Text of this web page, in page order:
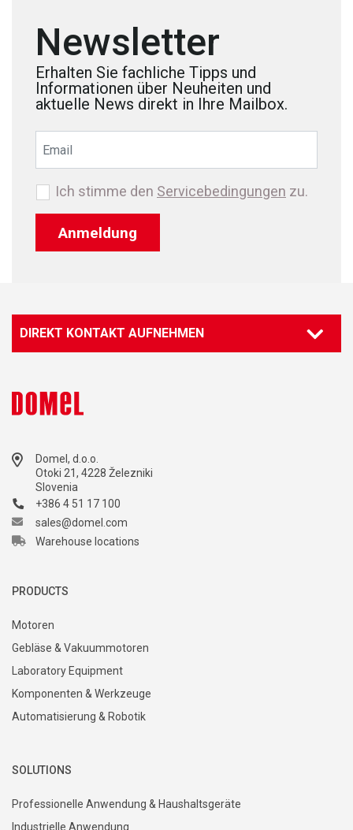
Newsletter
Erhalten Sie fachliche Tipps und
Informationen über Neuheiten und
aktuelle News direkt in Ihre Mailbox.
Anmeldung
Ich stimme den Servicebedingungen zu.
DIREKT KONTAKT AUFNEHMEN
Domel, d.o.o.
Otoki 21, 4228 Železniki
Slovenia
+386 4 51 17 100
sales@domel.com
Warehouse locations
PRODUCTS
Motoren
Gebläse & Vakuummotoren
Laboratory Equipment
Komponenten & Werkzeuge
Automatisierung & Robotik
SOLUTIONS
Professionelle Anwendung & Haushaltsgeräte
Industrielle Anwendung